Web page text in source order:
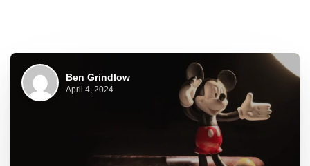
Ben Grindlow
April 4, 2024